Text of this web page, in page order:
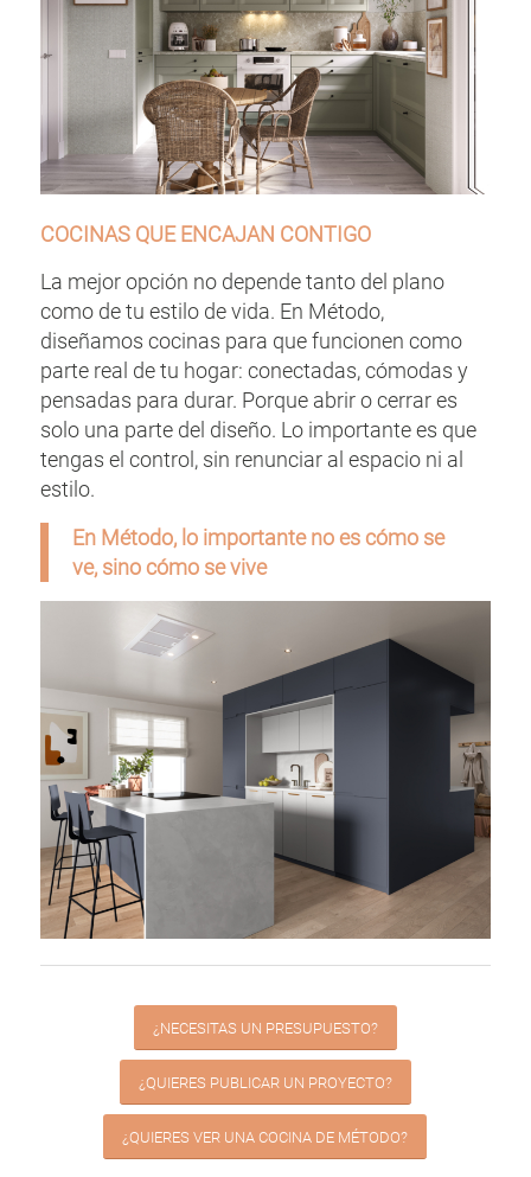
COCINAS QUE ENCAJAN CONTIGO
La mejor opción no depende tanto del plano
como de tu estilo de vida. En Método,
diseñamos cocinas para que funcionen como
parte real de tu hogar: conectadas, cómodas y
pensadas para durar. Porque abrir o cerrar es
solo una parte del diseño. Lo importante es que
tengas el control, sin renunciar al espacio ni al
estilo.
En Método, lo importante no es cómo se
ve, sino cómo se vive
¿NECESITAS UN PRESUPUESTO?
¿QUIERES PUBLICAR UN PROYECTO?
¿QUIERES VER UNA COCINA DE MÉTODO?